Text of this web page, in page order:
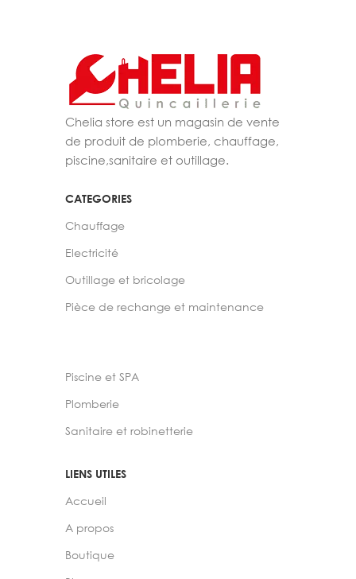
Chelia store est un magasin de vente
de produit de plomberie, chauffage,
piscine,sanitaire et outillage.
CATEGORIES
Chauffage
Electricité
Outillage et bricolage
Pièce de rechange et maintenance
Piscine et SPA
Plomberie
Sanitaire et robinetterie
LIENS UTILES
Accueil
A propos
Boutique